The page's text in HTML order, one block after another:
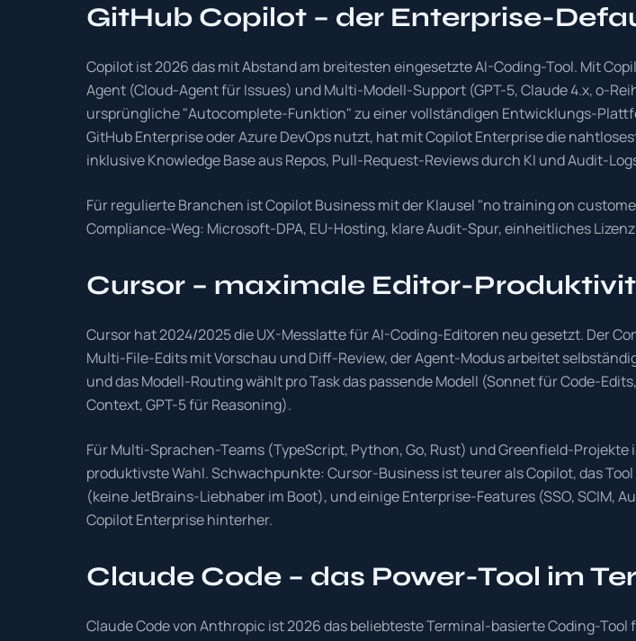
GitHub Copilot – der Enterprise-
Copilot ist 2026 das mit Abstand am breitesten eingesetzte AI-Coding-Tool. Mit
Agent (Cloud-Agent für Issues) und Multi-Modell-Support (GPT-5, Claude 4.x, o-
ursprüngliche "Autocomplete-Funktion" zu einer vollständigen Entwicklungs-
GitHub Enterprise oder Azure DevOps nutzt, hat mit Copilot Enterprise die
inklusive Knowledge Base aus Repos, Pull-Request-Reviews durch KI und Audit-
Für regulierte Branchen ist Copilot Business mit der Klausel "no training on
Compliance-Weg: Microsoft-DPA, EU-Hosting, klare Audit-Spur, einheitliches
Cursor – maximale Editor-
Cursor hat 2024/2025 die UX-Messlatte für AI-Coding-Editoren neu gesetzt. Der
Multi-File-Edits mit Vorschau und Diff-Review, der Agent-Modus arbeitet
und das Modell-Routing wählt pro Task das passende Modell (Sonnet für Code-
Context, GPT-5 für Reasoning).
Für Multi-Sprachen-Teams (TypeScript, Python, Go, Rust) und Greenfield-Projekte
produktivste Wahl. Schwachpunkte: Cursor-Business ist teurer als Copilot, das
(keine JetBrains-Liebhaber im Boot), und einige Enterprise-Features (SSO, SCIM,
Copilot Enterprise hinterher.
Claude Code – das Power-Tool im
Claude Code von Anthropic ist 2026 das beliebteste Terminal-basierte Coding-Tool